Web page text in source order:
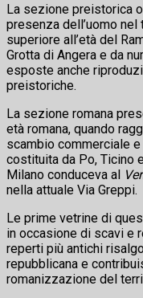
La sezione preistorica
presenza dell’uomo
superiore all’età del
Grotta di Angera e da
esposte anche
preistoriche.
La sezione romana
età romana, quando
scambio commerciale
costituita da Po, Ticino
Milano conduceva al
nella attuale Via Greppi.
Le prime vetrine di
in occasione di scavi e
reperti più antichi
repubblicana e
romanizzazione del